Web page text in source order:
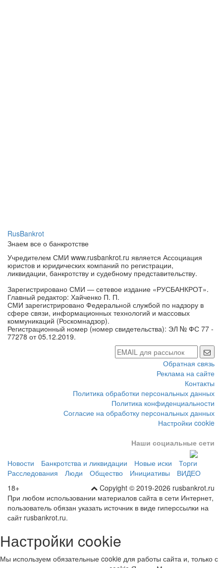
RusBankrot
Знаем все о банкротстве
Учредителем СМИ www.rusbankrot.ru является Ассоциация
юристов и юридических компаний по регистрации,
ликвидации, банкротству и судебному представительству.
Зарегистрировано СМИ — сетевое издание «РУСБАНКРОТ».
Главный редактор: Хайченко П. П.
СМИ зарегистрировано Федеральной службой по надзору в
сфере связи, информационных технологий и массовых
коммуникаций (Роскомнадзор).
Регистрационный номер (номер свидетельства): ЭЛ № ФС 77 -
77278 от 05.12.2019.
Обратная связь
Реклама на сайте
Контакты
Политика обработки персональных данных
Политика конфиденциальности
Согласие на обработку персональных данных
Настройки cookie
Наши социальные сети
Новости Банкротства и ликвидации Новые иски
Торги
Расследования
Люди Общество Инициативы
ВИДЕО
Copyight © 2019-2026 rusbankrot.ru
18+
При любом использовании материалов сайта в сети Интернет,
пользователь обязан указать источник в виде гиперссылки на
сайт rusbankrot.ru.
Настройки cookie
Мы используем обязательные cookie для работы сайта и, только с